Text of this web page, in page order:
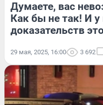
Думаете, вас
Как бы не так! И у
доказательств
29 мая, 2025, 16:00 3 692